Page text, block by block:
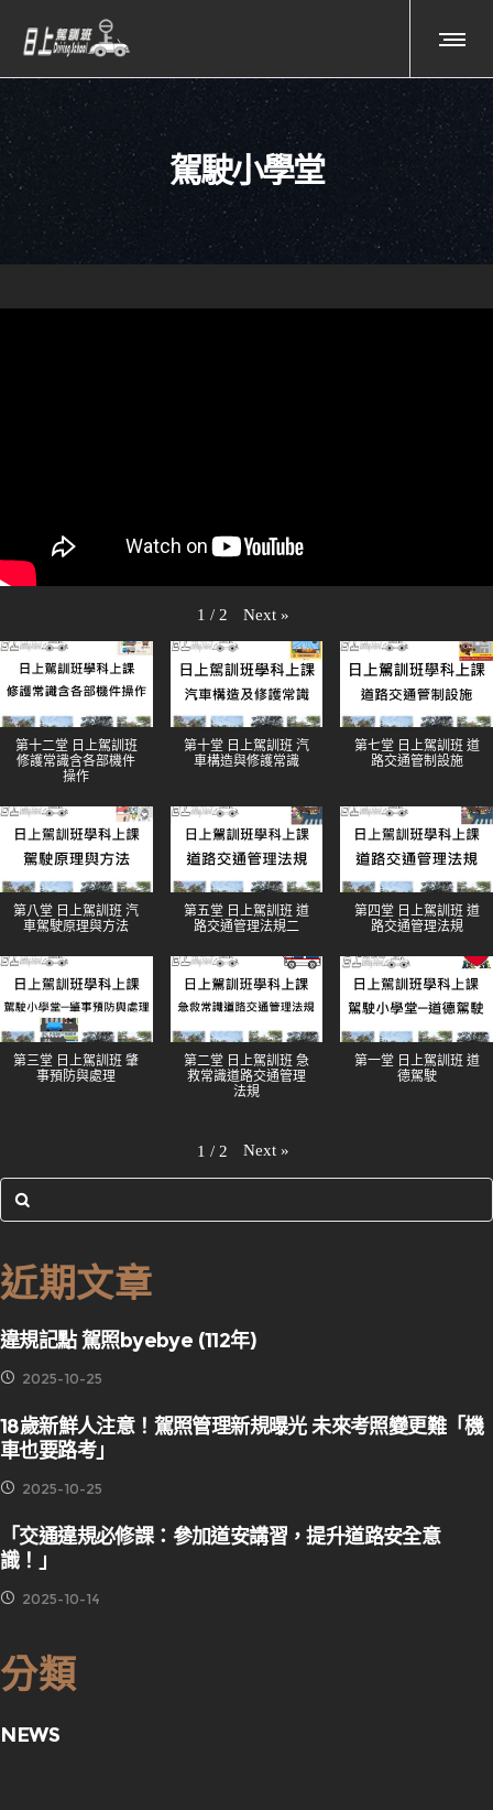
駕駛小學堂
1 / 2 Next »
第十二堂 日上駕訓班
修護常識含各部機件
操作
第十堂 日上駕訓班 汽
車構造與修護常識
第七堂 日上駕訓班 道
路交通管制設施
第八堂 日上駕訓班 汽
車駕駛原理與方法
第五堂 日上駕訓班 道
路交通管理法規二
第四堂 日上駕訓班 道
路交通管理法規
第三堂 日上駕訓班 肇
事預防與處理
第二堂 日上駕訓班 急
救常識道路交通管理
法規
第一堂 日上駕訓班 道
德駕駛
1 / 2 Next »
近期文章
違規記點 駕照byebye (112年)
2025-10-25
18歲新鮮人注意！駕照管理新規曝光 未來考照變更難「機
車也要路考」
2025-10-25
「交通違規必修課：參加道安講習，提升道路安全意
識！」
2025-10-14
分類
NEWS